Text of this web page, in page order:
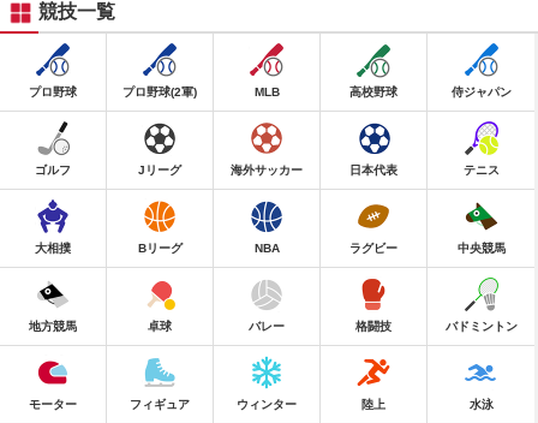
競技一覧
プロ野球 プロ野球(2軍) MLB 高校野球 侍ジャパン
ゴルフ Jリーグ 海外サッカー 日本代表 テニス
大相撲 Bリーグ NBA ラグビー 中央競馬
地方競馬 卓球 バレー 格闘技 バドミントン
モーター フィギュア ウィンター 陸上 水泳